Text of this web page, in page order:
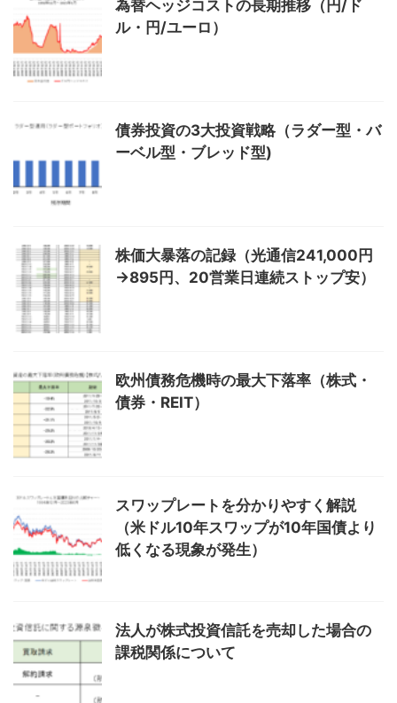
為替ヘッジコストの長期推移（円/ド
ル・円/ユーロ）
債券投資の3大投資戦略（ラダー型・バ
ーベル型・ブレッド型)
株価大暴落の記録（光通信241,000円
→895円、20営業日連続ストップ安）
欧州債務危機時の最大下落率（株式・
債券・REIT）
スワップレートを分かりやすく解説
（米ドル10年スワップが10年国債より
低くなる現象が発生）
法人が株式投資信託を売却した場合の
課税関係について